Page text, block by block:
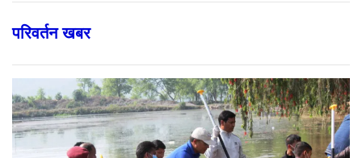
परिवर्तन खबर